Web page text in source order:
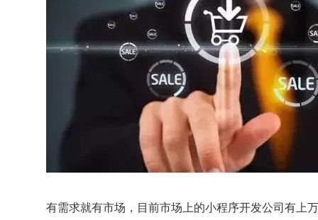
有需求就有市场，目前市场上的小程序开发公司有上